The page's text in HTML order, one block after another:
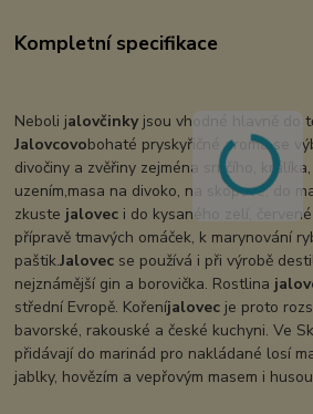
Kompletní specifikace
Neboli jalovčinkyjsou vhodné hlavně do
Jalovcovobohaté pryskyřičné aroma se
divočiny a zvěřiny zejména srnčího,
uzením,masa na divoko, na skopové, do
zkuste jalovec i do kysaného zelí,
přípravě tmavých omáček, k marynování
paštik.Jalovec se používá i při výrobě
nejznámější gin a borovička. Rostlina
střední Evropě. Kořeníjalovec je proto
bavorské, rakouské a české kuchyni. Ve
přidávají do marinád pro nakládané losí
jablky, hovězím a vepřovým masem i